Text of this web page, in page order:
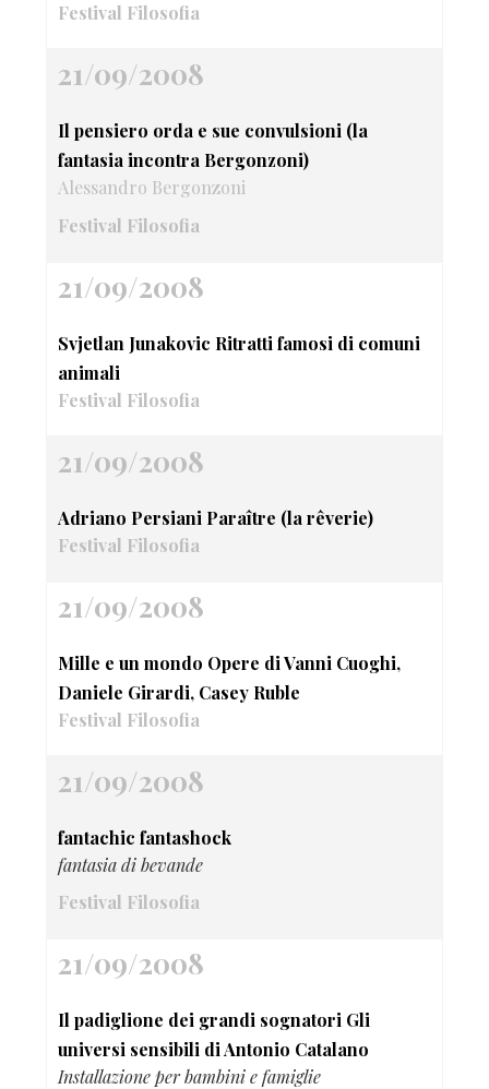
Festival Filosofia
21/09/2008
Il pensiero orda e sue convulsioni (la
fantasia incontra Bergonzoni)
Alessandro Bergonzoni
Festival Filosofia
21/09/2008
Svjetlan Junakovic Ritratti famosi di comuni
animali
Festival Filosofia
21/09/2008
Adriano Persiani Paraître (la rêverie)
Festival Filosofia
21/09/2008
Mille e un mondo Opere di Vanni Cuoghi,
Daniele Girardi, Casey Ruble
Festival Filosofia
21/09/2008
fantachic fantashock
fantasia di bevande
Festival Filosofia
21/09/2008
Il padiglione dei grandi sognatori Gli
universi sensibili di Antonio Catalano
Installazione per bambini e famiglie